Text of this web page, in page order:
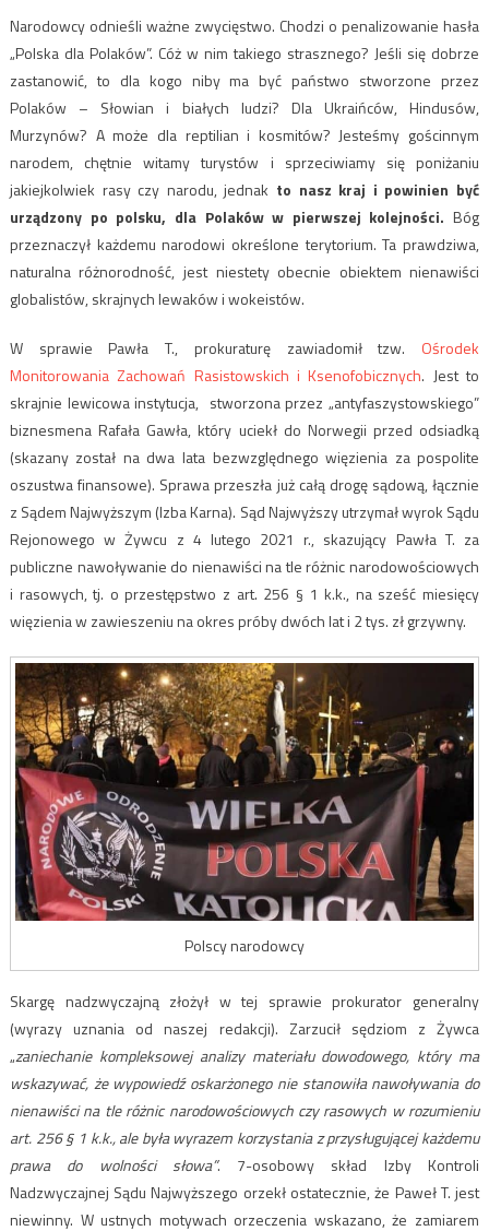
Narodowcy odnieśli ważne zwycięstwo. Chodzi o penalizowanie hasła
„Polska dla Polaków”. Cóż w nim takiego strasznego? Jeśli się dobrze
zastanowić, to dla kogo niby ma być państwo stworzone przez
Polaków – Słowian i białych ludzi? Dla Ukraińców, Hindusów,
Murzynów? A może dla reptilian i kosmitów? Jesteśmy gościnnym
narodem, chętnie witamy turystów i sprzeciwiamy się poniżaniu
jakiejkolwiek rasy czy narodu, jednak to nasz kraj i powinien być
urządzony po polsku, dla Polaków w pierwszej kolejności. Bóg
przeznaczył każdemu narodowi określone terytorium. Ta prawdziwa,
naturalna różnorodność, jest niestety obecnie obiektem nienawiści
globalistów, skrajnych lewaków i wokeistów.
W sprawie Pawła T., prokuraturę zawiadomił tzw. Ośrodek
Monitorowania Zachowań Rasistowskich i Ksenofobicznych. Jest to
skrajnie lewicowa instytucja, stworzona przez „antyfaszystowskiego”
biznesmena Rafała Gawła, który uciekł do Norwegii przed odsiadką
(skazany został na dwa lata bezwzględnego więzienia za pospolite
oszustwa finansowe). Sprawa przeszła już całą drogę sądową, łącznie
z Sądem Najwyższym (Izba Karna). Sąd Najwyższy utrzymał wyrok Sądu
Rejonowego w Żywcu z 4 lutego 2021 r., skazujący Pawła T. za
publiczne nawoływanie do nienawiści na tle różnic narodowościowych
i rasowych, tj. o przestępstwo z art. 256 § 1 k.k., na sześć miesięcy
więzienia w zawieszeniu na okres próby dwóch lat i 2 tys. zł grzywny.
Polscy narodowcy
Skargę nadzwyczajną złożył w tej sprawie prokurator generalny
(wyrazy uznania od naszej redakcji). Zarzucił sędziom z Żywca
„zaniechanie kompleksowej analizy materiału dowodowego, który ma
wskazywać, że wypowiedź oskarżonego nie stanowiła nawoływania do
nienawiści na tle różnic narodowościowych czy rasowych w rozumieniu
art. 256 § 1 k.k., ale była wyrazem korzystania z przysługującej każdemu
prawa do wolności słowa”. 7-osobowy skład Izby Kontroli
Nadzwyczajnej Sądu Najwyższego orzekł ostatecznie, że Paweł T. jest
niewinny. W ustnych motywach orzeczenia wskazano, że zamiarem